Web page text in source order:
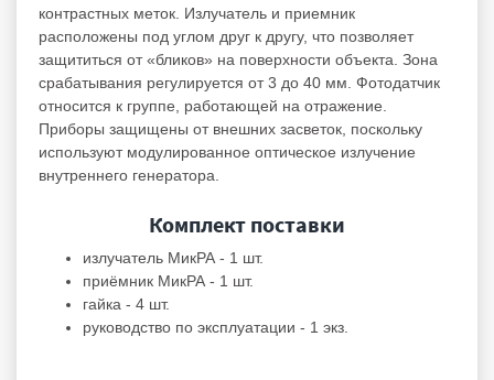
контрастных меток. Излучатель и приемник
расположены под углом друг к другу, что позволяет
защититься от «бликов» на поверхности объекта. Зона
срабатывания регулируется от 3 до 40 мм. Фотодатчик
относится к группе, работающей на отражение.
Приборы защищены от внешних засветок, поскольку
используют модулированное оптическое излучение
внутреннего генератора.
Комплект поставки
излучатель МикРА - 1 шт.
приёмник МикРА - 1 шт.
гайка - 4 шт.
руководство по эксплуатации - 1 экз.